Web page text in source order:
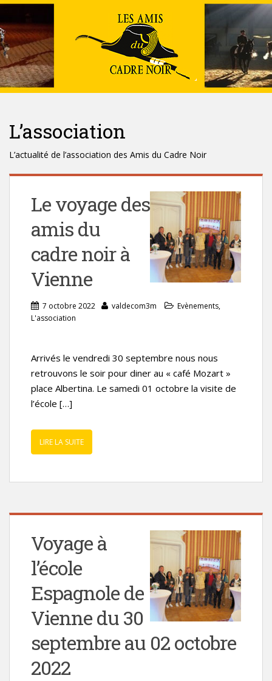
L’association
L’actualité de l’association des Amis du Cadre Noir
Le voyage des
amis du
cadre noir à
Vienne
7 octobre 2022 valdecom3m Evènements,
L'association
Arrivés le vendredi 30 septembre nous nous
retrouvons le soir pour diner au « café Mozart »
place Albertina. Le samedi 01 octobre la visite de
l’école […]
LIRE LA SUITE
Voyage à
l’école
Espagnole de
Vienne du 30
septembre au 02 octobre
2022